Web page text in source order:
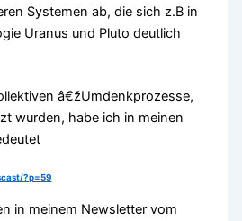
Systemen ab, die sich z.B in
Uranus und Pluto deutlich
â€žUmdenkprozesse,
wurden, habe ich in meinen
?p=59
in meinem Newsletter vom